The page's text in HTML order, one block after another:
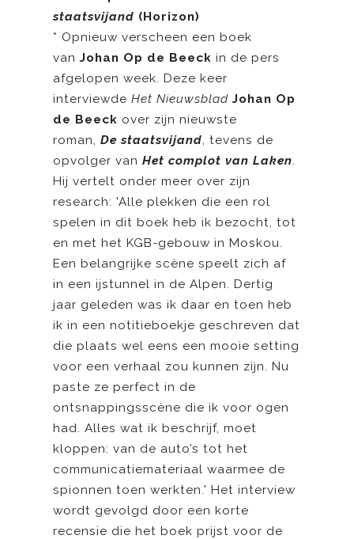
staatsvijand (Horizon)
* Opnieuw verscheen een boek
vanJohan Op de Beeck in de pers
afgelopen week. Deze keer
interviewdeHet Nieuwsblad Johan Op
de Beeck over zijn nieuwste
roman,De staatsvijand tevens de
opvolger vanHet complot van Laken
Hij vertelt onder meer over zijn
research: 'Alle plekken die een rol
spelen in dit boek heb ik bezocht, tot
en met het KGB-gebouw in Moskou.
Een belangrijke scène speelt zich af
in een ijstunnel in de Alpen. Dertig
jaar geleden was ik daar en toen heb
ik in een notitieboekje geschreven dat
die plaats wel eens een mooie setting
voor een verhaal zou kunnen zijn. Nu
paste ze perfect in de
ontsnappingsscène die ik voor ogen
had. Alles wat ik beschrijf, moet
kloppen: van de auto’s tot het
communicatiemateriaal waarmee de
spionnen toen werkten.' Het interview
wordt gevolgd door een korte
recensie die het boek prijst voor de